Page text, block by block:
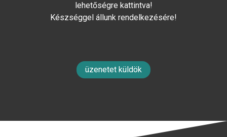
lehetőségre kattintva!
Készséggel állunk rendelkezésére!
üzenetet küldök